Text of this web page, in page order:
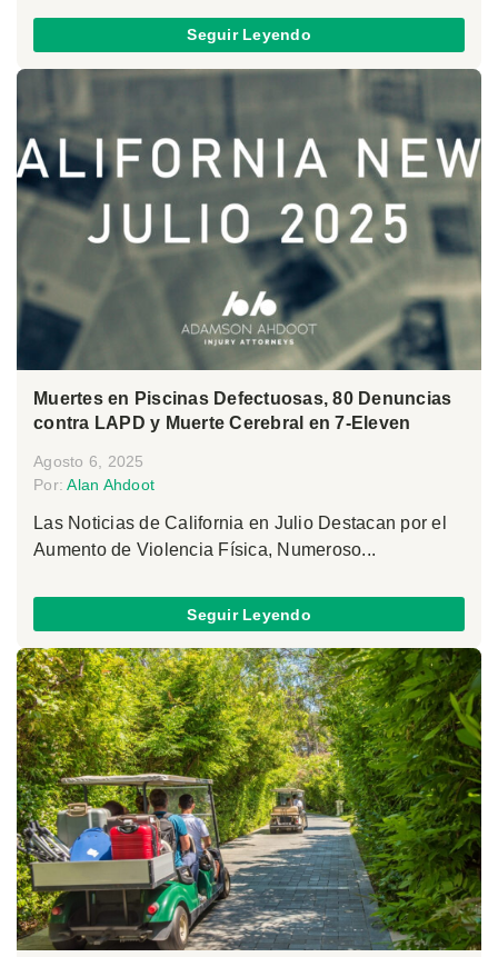
Seguir Leyendo
Muertes en Piscinas Defectuosas, 80 Denuncias
contra LAPD y Muerte Cerebral en 7-Eleven
Agosto 6, 2025
Por:Alan Ahdoot
Las Noticias de California en Julio Destacan por el
Aumento de Violencia Física, Numeroso...
Seguir Leyendo